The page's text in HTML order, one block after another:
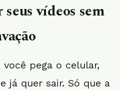
vídeos sem
pega o celular,
já quer sair. Só que a